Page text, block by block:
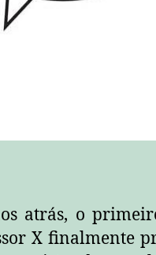
atrás, o
X finalmente